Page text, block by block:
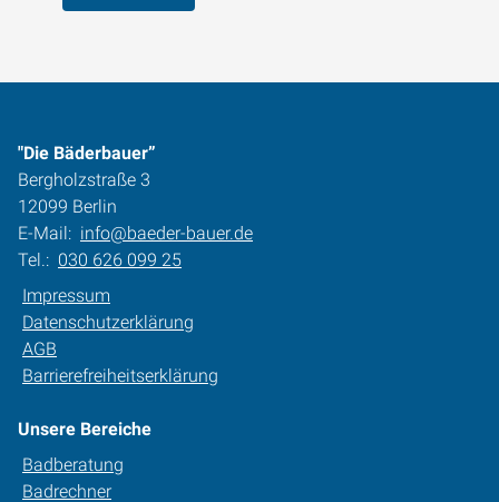
"Die Bäderbauer”
Bergholzstraße 3
12099 Berlin
E-Mail: info@baeder-bauer.de
Tel.: 030 626 099 25
Impressum
Datenschutzerklärung
AGB
Barrierefreiheitserklärung
Unsere Bereiche
Badberatung
Badrechner